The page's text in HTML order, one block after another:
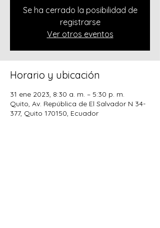
Se ha cerrado la posibilidad de
registrarse
Ver otros eventos
Horario y ubicación
31 ene 2023, 8:30 a. m. – 5:30 p. m.
Quito, Av. República de El Salvador N 34-
377, Quito 170150, Ecuador